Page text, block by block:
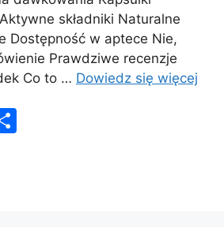
składniki Naturalne
Dostępność w aptece Nie,
Prawdziwe recenzje
Co to … Dowiedz się więcej